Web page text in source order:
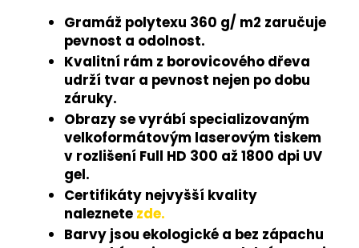
Gramáž polytexu 360 g/ m2 zaručuje
pevnost a odolnost.
Kvalitní rám z borovicového dřeva
udrží tvar a pevnost nejen po dobu
záruky.
Obrazy se vyrábí specializovaným
velkoformátovým laserovým tiskem
v rozlišení Full HD 300 až 1800 dpi UV
gel.
Certifikáty nejvyšší kvality
naleznete zde.
Barvy jsou ekologické a bez zápachu